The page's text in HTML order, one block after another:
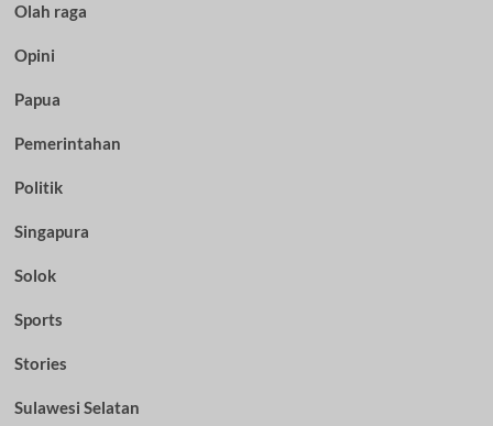
Olah raga
Opini
Papua
Pemerintahan
Politik
Singapura
Solok
Sports
Stories
Sulawesi Selatan